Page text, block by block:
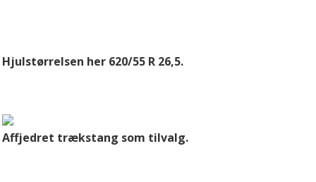
Hjulstørrelsen her 620/55 R 26,5.
Affjedret trækstang som tilvalg.